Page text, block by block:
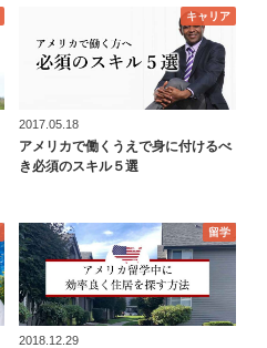
キャリア
2017.05.18
アメリカで働くうえで身に付けるべ
き必須のスキル５選
留学
2018.12.29